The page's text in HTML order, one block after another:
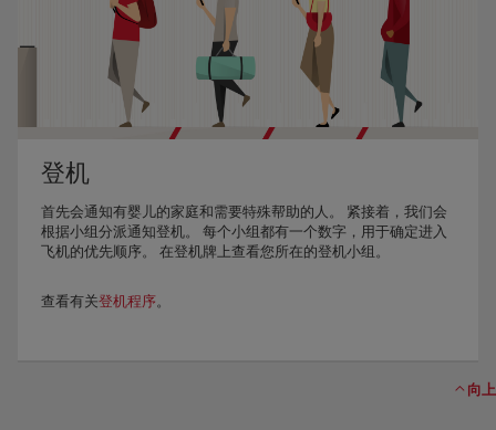
登机
首先会通知有婴儿的家庭和需要特殊帮助的人。 紧接着，我们会
根据小组分派通知登机。 每个小组都有一个数字，用于确定进入
飞机的优先顺序。 在登机牌上查看您所在的登机小组。
查看有关登机程序。
向上